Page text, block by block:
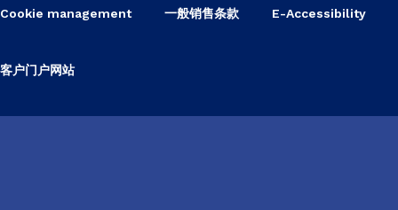
Cookie management 一般销售条款 E-Accessibility
客户门户网站